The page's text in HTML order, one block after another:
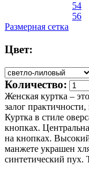
54
56
Размерная сетка
Цвет:
Количество:
Женская куртка –
залог
Куртка в стиле
кнопках.
на кнопках.
манжете украшен
синтетический